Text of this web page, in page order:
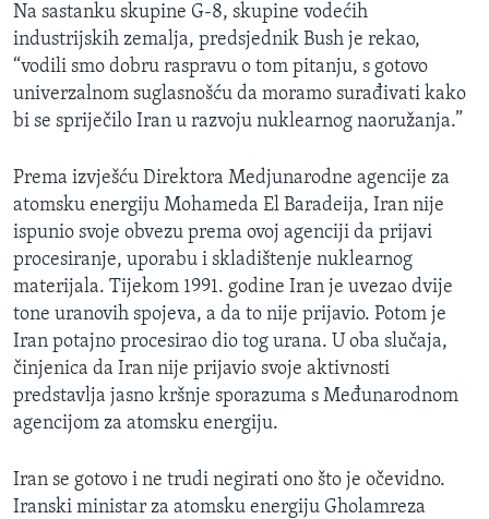
MAGAZIN
O GLASU AMERIKE
Learning English
PRATITE NAS
Jezici
Na sastanku skupine G-8, skupine vodećih
industrijskih zemalja, predsjednik Bush je rekao,
“vodili smo dobru raspravu o tom pitanju, s gotovo
univerzalnom suglasnošću da moramo surađivati kako
bi se spriječilo Iran u razvoju nuklearnog naoružanja.”
Prema izvješću Direktora Medjunarodne agencije za
atomsku energiju Mohameda El Baradeija, Iran nije
ispunio svoje obvezu prema ovoj agenciji da prijavi
procesiranje, uporabu i skladištenje nuklearnog
materijala. Tijekom 1991. godine Iran je uvezao dvije
tone uranovih spojeva, a da to nije prijavio. Potom je
Iran potajno procesirao dio tog urana. U oba slučaja,
činjenica da Iran nije prijavio svoje aktivnosti
predstavlja jasno kršnje sporazuma s Međunarodnom
agencijom za atomsku energiju.
Iran se gotovo i ne trudi negirati ono što je očevidno.
Iranski ministar za atomsku energiju Gholamreza